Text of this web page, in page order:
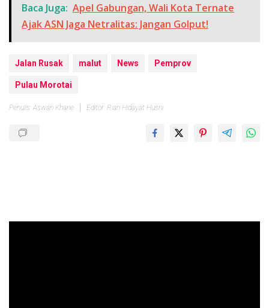
Baca Juga: Apel Gabungan, Wali Kota Ternate
Ajak ASN Jaga Netralitas: Jangan Golput!
Jalan Rusak malut News Pemprov
Pulau Morotai
Penulis: Aswan Kharie Editor: Rian Hidayat Husni